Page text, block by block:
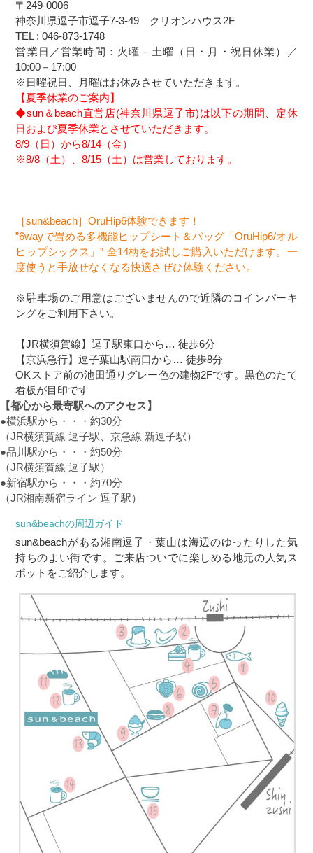
〒249-0006
神奈川県逗子市逗子7-3-49 クリオンハウス2F
TEL : 046-873-1748
営業日／営業時間：火曜－土曜（日・月・祝日休業）／
10:00－17:00
※日曜祝日、月曜はお休みさせていただきます。
【夏季休業のご案内】
◆sun＆beach直営店(神奈川県逗子市)は以下の期間、定休
日および夏季休業とさせていただきます。
8/9（日）から8/14（金）
※8/8（土）、8/15（土）は営業しております。
［sun&beach］OruHip6体験できます！
”6wayで畳める多機能ヒップシート＆バッグ「OruHip6/オル
ヒップシックス」” 全14柄をお試しご購入いただけます。一
度使うと手放せなくなる快適さぜひ体験ください。
※駐車場のご用意はございませんので近隣のコインパーキ
ングをご利用下さい。
【JR横須賀線】逗子駅東口から… 徒歩6分
【京浜急行】逗子葉山駅南口から… 徒歩8分
OKストア前の池田通りグレー色の建物2Fです。黒色のたて
看板が目印です
【都心から最寄駅へのアクセス】
●横浜駅から・・・約30分
（JR横須賀線 逗子駅、京急線 新逗子駅）
●品川駅から・・・約50分
（JR横須賀線 逗子駅）
●新宿駅から・・・約70分
（JR湘南新宿ライン 逗子駅）
sun&beachの周辺ガイド
sun&beachがある湘南逗子・葉山は海辺のゆったりした気
持ちのよい街です。ご来店ついでに楽しめる地元の人気ス
ポットをご紹介します。